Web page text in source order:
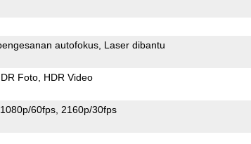
autofokus Laser dibantu
Foto HDR Video
1080p/60fps 2160p/30fps